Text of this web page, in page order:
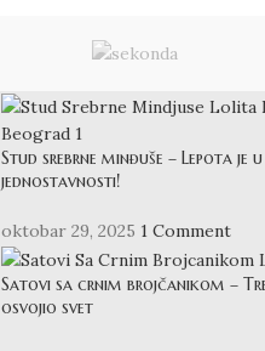
Stud srebrne minđuše – Lepota je u
jednostavnosti!
oktobar 29, 2025 1 Comment
Satovi sa crnim brojčanikom –
osvojio svet